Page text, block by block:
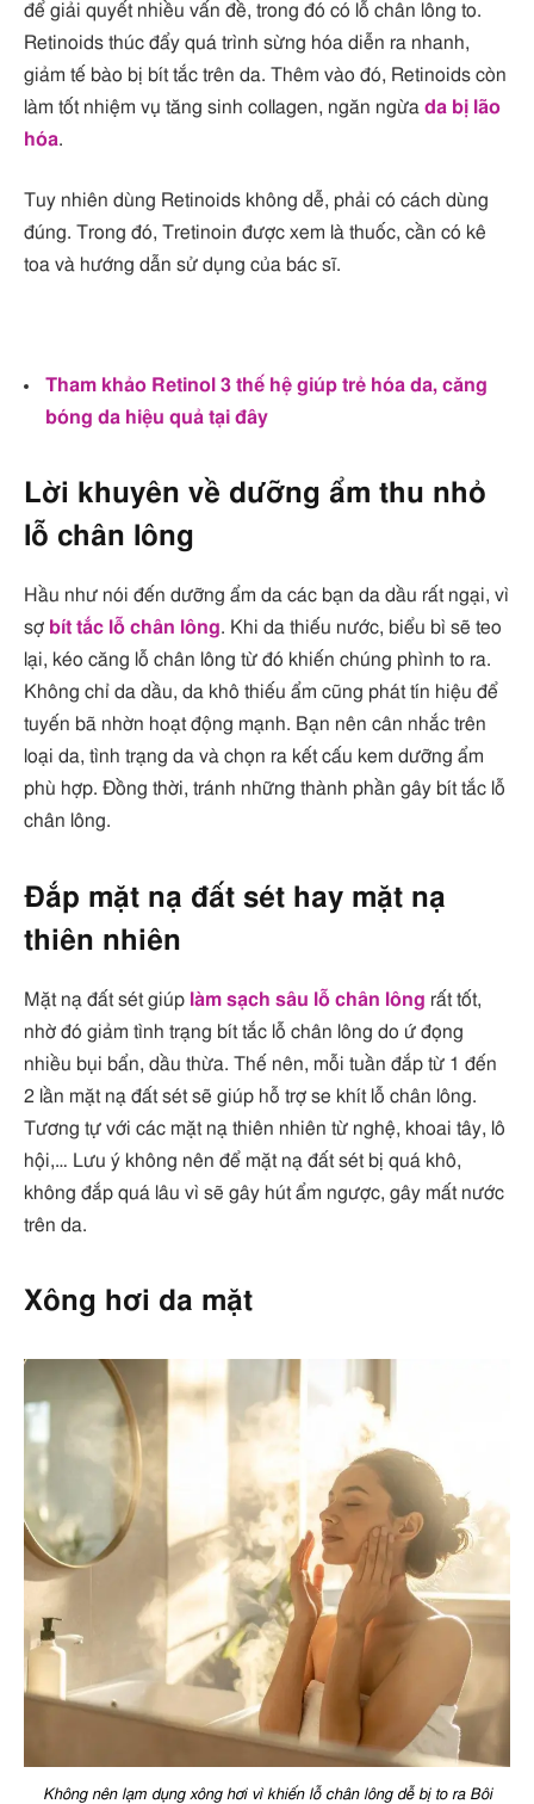
để giải quyết nhiều vấn đề, trong đó có lỗ chân lông to.
Retinoids thúc đẩy quá trình sừng hóa diễn ra nhanh,
giảm tế bào bị bít tắc trên da. Thêm vào đó, Retinoids còn
làm tốt nhiệm vụ tăng sinh collagen, ngăn ngừa da bị lão
hóa.
Tuy nhiên dùng Retinoids không dễ, phải có cách dùng
đúng. Trong đó, Tretinoin được xem là thuốc, cần có kê
toa và hướng dẫn sử dụng của bác sĩ.
Tham khảo Retinol 3 thế hệ giúp trẻ hóa da, căng
bóng da hiệu quả tại đây
Lời khuyên về dưỡng ẩm thu nhỏ
lỗ chân lông
Hầu như nói đến dưỡng ẩm da các bạn da dầu rất ngại, vì
sợ bít tắc lỗ chân lông. Khi da thiếu nước, biểu bì sẽ teo
lại, kéo căng lỗ chân lông từ đó khiến chúng phình to ra.
Không chỉ da dầu, da khô thiếu ẩm cũng phát tín hiệu để
tuyến bã nhờn hoạt động mạnh. Bạn nên cân nhắc trên
loại da, tình trạng da và chọn ra kết cấu kem dưỡng ẩm
phù hợp. Đồng thời, tránh những thành phần gây bít tắc lỗ
chân lông.
Đắp mặt nạ đất sét hay mặt nạ
thiên nhiên
Mặt nạ đất sét giúp làm sạch sâu lỗ chân lông rất tốt,
nhờ đó giảm tình trạng bít tắc lỗ chân lông do ứ đọng
nhiều bụi bẩn, dầu thừa. Thế nên, mỗi tuần đắp từ 1 đến
2 lần mặt nạ đất sét sẽ giúp hỗ trợ se khít lỗ chân lông.
Tương tự với các mặt nạ thiên nhiên từ nghệ, khoai tây, lô
hội,… Lưu ý không nên để mặt nạ đất sét bị quá khô,
không đắp quá lâu vì sẽ gây hút ẩm ngược, gây mất nước
trên da.
Xông hơi da mặt
Không nên lạm dụng xông hơi vì khiến lỗ chân lông dễ bị to ra Bôi